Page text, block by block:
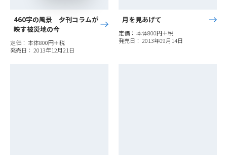
460字の風景 夕刊コラムが
映す被災地の今
定価： 本体800円＋税
発売日： 2013年12月21日
月を見あげて
定価： 本体800円＋税
発売日： 2013年09月14日